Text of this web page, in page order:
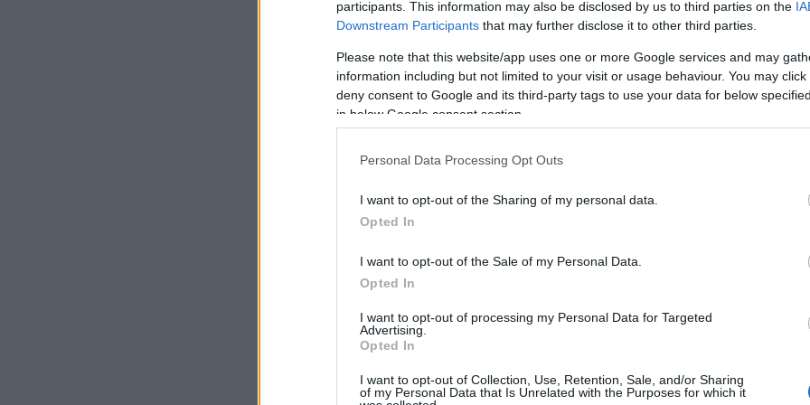
participants. This information may also be disclosed by us to third parties on the
Downstream Participants that may further disclose it to other third parties.
Please note that this website/app uses one or more Google services and may
information including but not limited to your visit or usage behaviour. You may
deny consent to Google and its third-party tags to use your data for below
in below Google consent section.
Personal Data Processing Opt Outs
I want to opt-out of the Sharing of my personal data.
Opted In
I want to opt-out of the Sale of my Personal Data.
Opted In
I want to opt-out of processing my Personal Data for Targeted
Advertising.
Opted In
I want to opt-out of Collection, Use, Retention, Sale, and/or Sharing
of my Personal Data that Is Unrelated with the Purposes for which it